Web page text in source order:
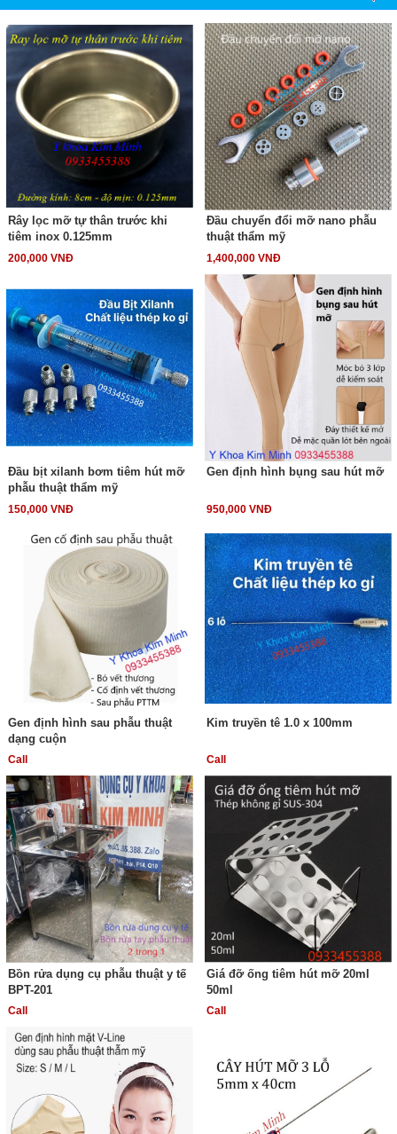
Rây lọc mỡ tự thân trước khi
tiêm inox 0.125mm
200,000 VNĐ
Đầu chuyển đổi mỡ nano phẫu
thuật thẩm mỹ
1,400,000 VNĐ
Đầu bịt xilanh bơm tiêm hút mỡ
phẫu thuật thẩm mỹ
150,000 VNĐ
Gen định hình bụng sau hút mỡ
950,000 VNĐ
Gen định hình sau phẫu thuật
dạng cuộn
Call
Kim truyền tê 1.0 x 100mm
Call
Bồn rửa dụng cụ phẫu thuật y tế
BPT-201
Call
Giá đỡ ống tiêm hút mỡ 20ml
50ml
Call